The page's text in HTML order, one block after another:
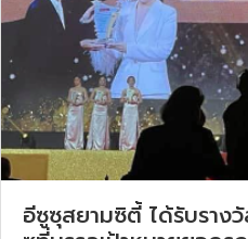
อีซูซุสยามซิตี้ ได้รับราง